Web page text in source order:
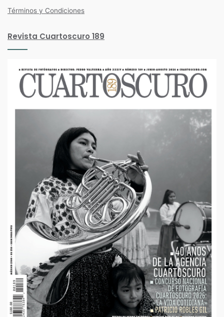
Términos y Condiciones
Revista Cuartoscuro 189